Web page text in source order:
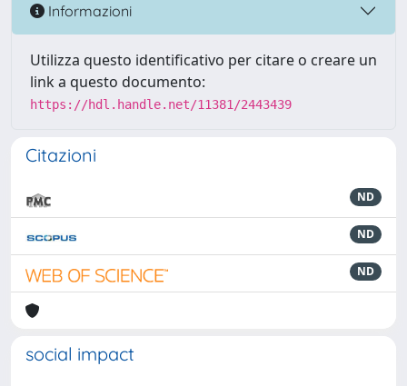
Informazioni
Utilizza questo identificativo per citare o creare un
link a questo documento:
https://hdl.handle.net/11381/2443439
Citazioni
ND
ND
ND
social impact